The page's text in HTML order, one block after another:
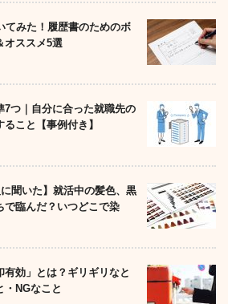
てみた！履歴書のためのボ
オススメ5選
7つ｜自分に合った就職先の
こと【事例付き】
に聞いた】就活中の髪色、黒
で臨んだ？いつどこで染
有効」とは？ギリギリなと
・NGなこと